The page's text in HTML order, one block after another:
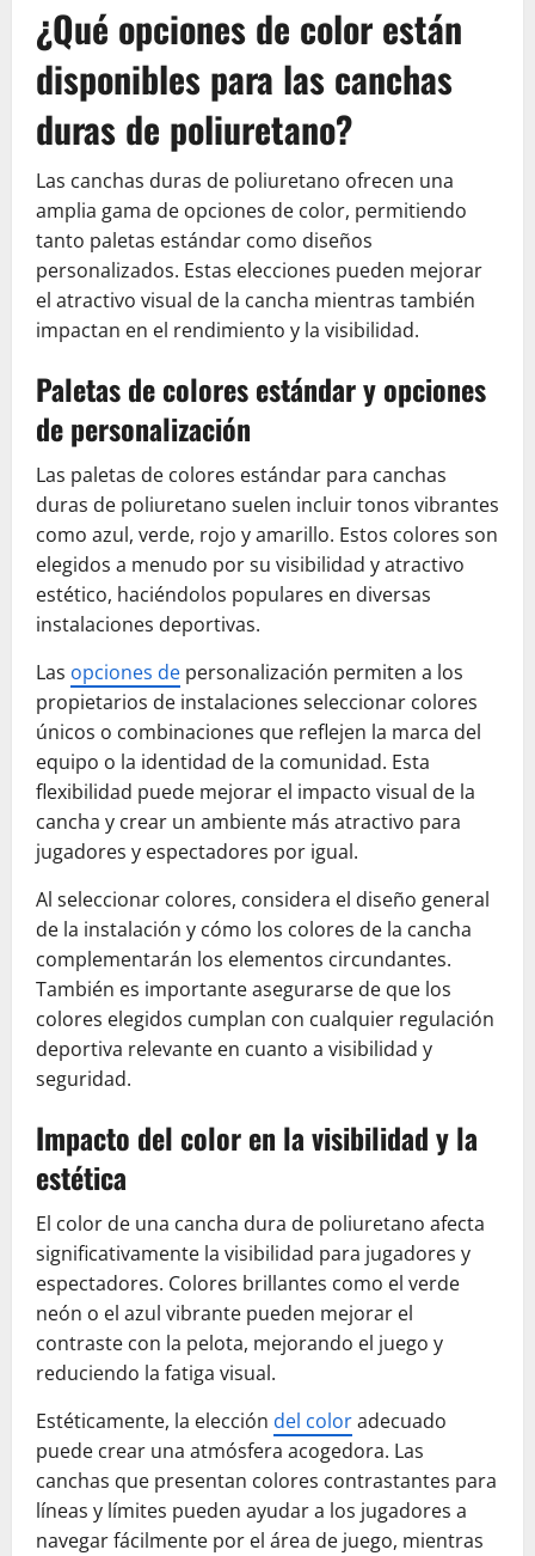
¿Qué opciones de color están
disponibles para las canchas
duras de poliuretano?
Las canchas duras de poliuretano ofrecen una
amplia gama de opciones de color, permitiendo
tanto paletas estándar como diseños
personalizados. Estas elecciones pueden mejorar
el atractivo visual de la cancha mientras también
impactan en el rendimiento y la visibilidad.
Paletas de colores estándar y opciones
de personalización
Las paletas de colores estándar para canchas
duras de poliuretano suelen incluir tonos vibrantes
como azul, verde, rojo y amarillo. Estos colores son
elegidos a menudo por su visibilidad y atractivo
estético, haciéndolos populares en diversas
instalaciones deportivas.
Las opciones de personalización permiten a los
propietarios de instalaciones seleccionar colores
únicos o combinaciones que reflejen la marca del
equipo o la identidad de la comunidad. Esta
flexibilidad puede mejorar el impacto visual de la
cancha y crear un ambiente más atractivo para
jugadores y espectadores por igual.
Al seleccionar colores, considera el diseño general
de la instalación y cómo los colores de la cancha
complementarán los elementos circundantes.
También es importante asegurarse de que los
colores elegidos cumplan con cualquier regulación
deportiva relevante en cuanto a visibilidad y
seguridad.
Impacto del color en la visibilidad y la
estética
El color de una cancha dura de poliuretano afecta
significativamente la visibilidad para jugadores y
espectadores. Colores brillantes como el verde
neón o el azul vibrante pueden mejorar el
contraste con la pelota, mejorando el juego y
reduciendo la fatiga visual.
Estéticamente, la elección del coloradecuado
puede crear una atmósfera acogedora. Las
canchas que presentan colores contrastantes para
líneas y límites pueden ayudar a los jugadores a
navegar fácilmente por el área de juego, mientras